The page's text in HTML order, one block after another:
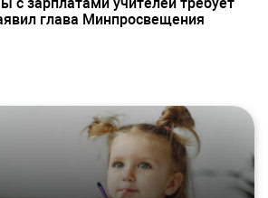
глава Минпросвещения